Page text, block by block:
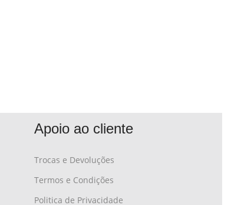
Apoio ao cliente
Trocas e Devoluções
Termos e Condições
Politica de Privacidade